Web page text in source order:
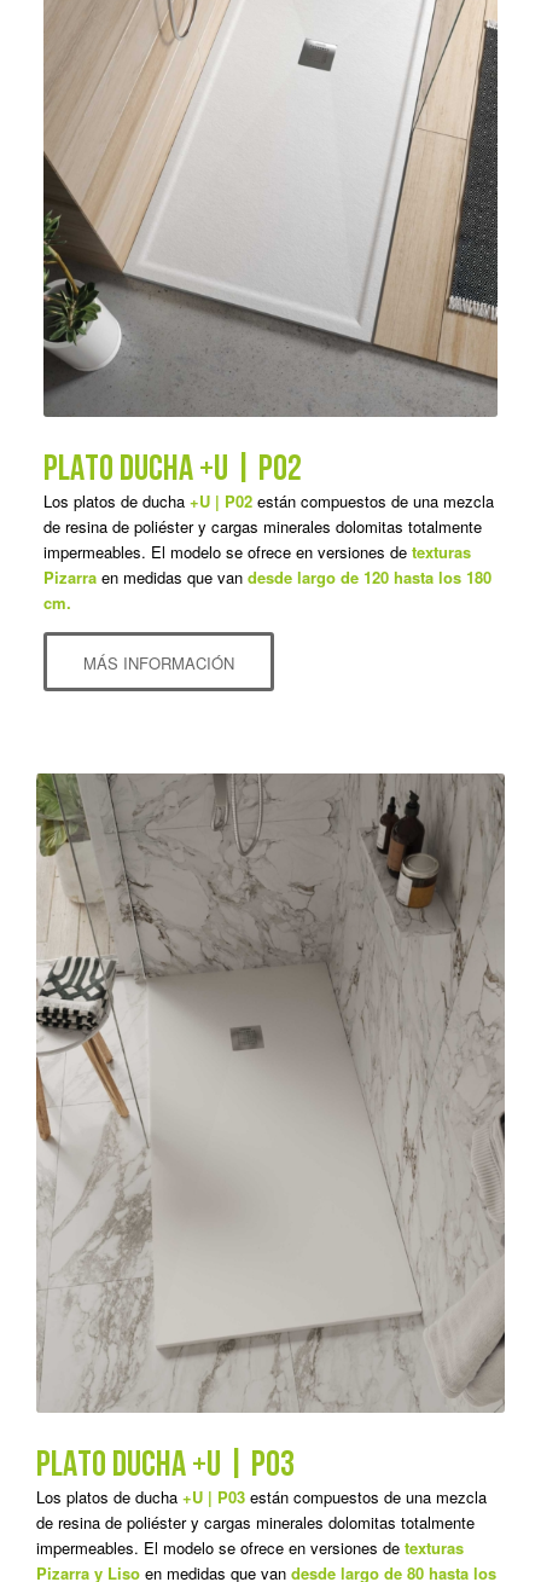
PLATO DUCHA +U | P02
Los platos de ducha +U | P02están compuestos de una mezcla
de resina de poliéster y cargas minerales dolomitas totalmente
impermeables. El modelo se ofrece en versiones detexturas
Pizarraen medidas que van desde largo de 120 hasta los 180
cm.
MÁS INFORMACIÓN
PLATO DUCHA +U | P03
Los platos de ducha +U | P03 están compuestos de una mezcla
de resina de poliéster y cargas minerales dolomitas totalmente
impermeables. El modelo se ofrece en versiones de texturas
Pizarra y Liso en medidas que van desde largo de 80 hasta los